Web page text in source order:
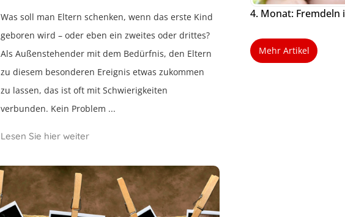
Was soll man Eltern schenken, wenn das erste Kind
geboren wird – oder eben ein zweites oder drittes?
Als Außenstehender mit dem Bedürfnis, den Eltern
zu diesem besonderen Ereignis etwas zukommen
zu lassen, das ist oft mit Schwierigkeiten
verbunden. Kein Problem ...
Lesen Sie hier weiter
4. Monat: Fremdeln
Mehr Artikel